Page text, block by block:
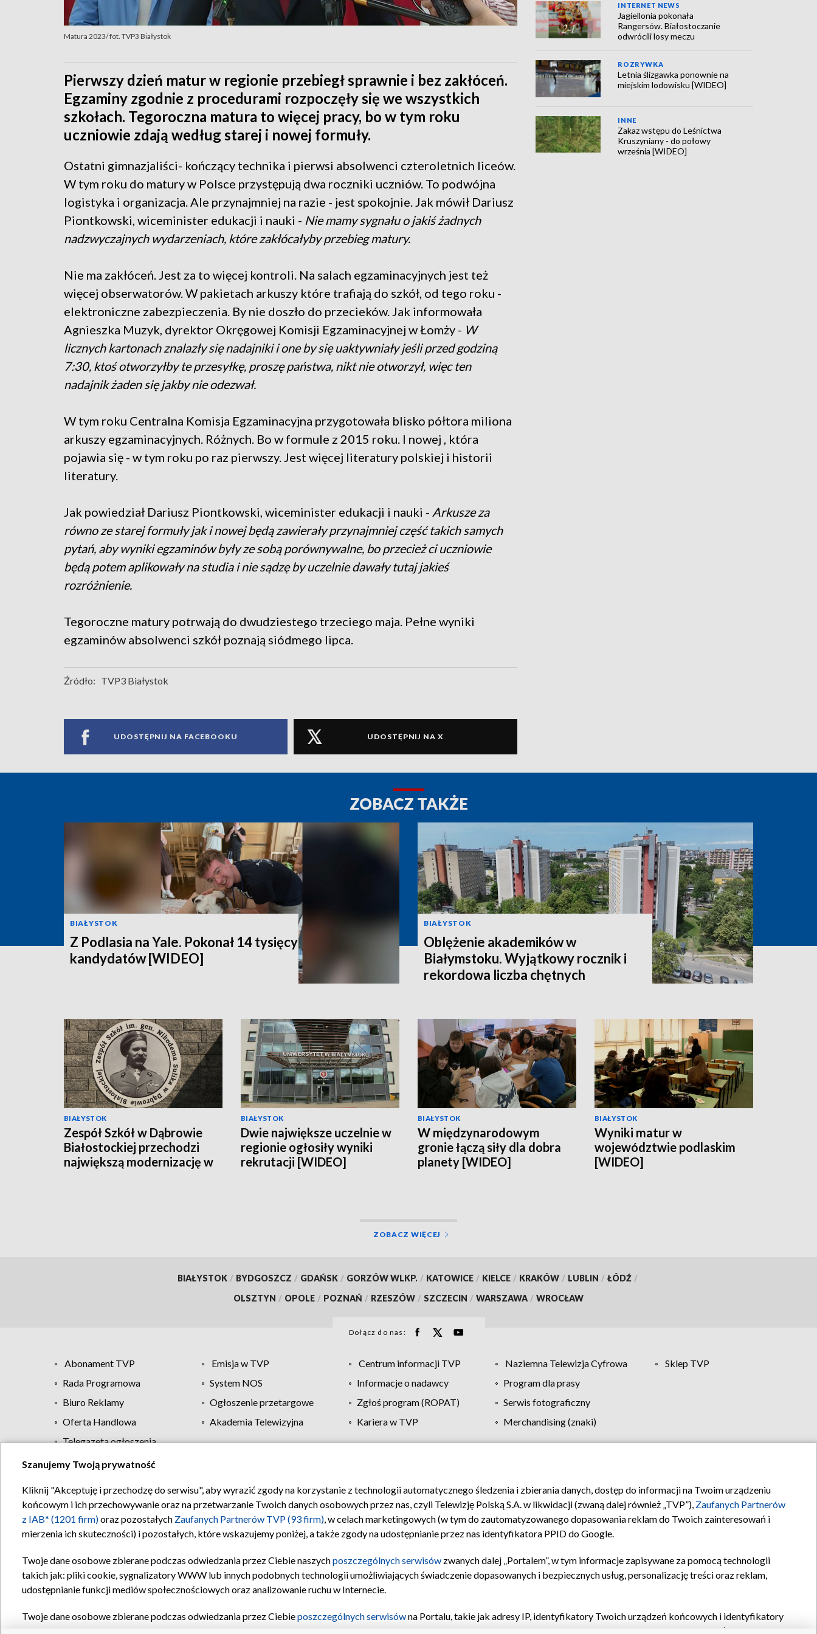
Matura 2023/ fot. TVP3 Białystok
Pierwszy dzień matur w regionie przebiegł sprawnie i bez zakłóceń.
Egzaminy zgodnie z procedurami rozpoczęły się we wszystkich
szkołach. Tegoroczna matura to więcej pracy, bo w tym roku
uczniowie zdają według starej i nowej formuły.
Ostatni gimnazjaliści- kończący technika i pierwsi absolwenci czteroletnich liceów.
W tym roku do matury w Polsce przystępują dwa roczniki uczniów. To podwójna
logistyka i organizacja. Ale przynajmniej na razie - jest spokojnie. Jak mówił Dariusz
Piontkowski, wiceminister edukacji i nauki - Nie mamy sygnału o jakiś żadnych
nadzwyczajnych wydarzeniach, które zakłócałyby przebieg matury.
Nie ma zakłóceń. Jest za to więcej kontroli. Na salach egzaminacyjnych jest też
więcej obserwatorów. W pakietach arkuszy które trafiają do szkół, od tego roku -
elektroniczne zabezpieczenia. By nie doszło do przecieków. Jak informowała
Agnieszka Muzyk, dyrektor Okręgowej Komisji Egzaminacyjnej w Łomży - W
licznych kartonach znalazły się nadajniki i one by się uaktywniały jeśli przed godziną
7:30, ktoś otworzyłby te przesyłkę, proszę państwa, nikt nie otworzył, więc ten
nadajnik żaden się jakby nie odezwał.
W tym roku Centralna Komisja Egzaminacyjna przygotowała blisko półtora miliona
arkuszy egzaminacyjnych. Różnych. Bo w formule z 2015 roku. I nowej , która
pojawia się - w tym roku po raz pierwszy. Jest więcej literatury polskiej i historii
literatury.
Jak powiedział Dariusz Piontkowski, wiceminister edukacji i nauki - Arkusze za
równo ze starej formuły jak i nowej będą zawierały przynajmniej część takich samych
pytań, aby wyniki egzaminów były ze sobą porównywalne, bo przecież ci uczniowie
będą potem aplikowały na studia i nie sądzę by uczelnie dawały tutaj jakieś
rozróżnienie.
Tegoroczne matury potrwają do dwudziestego trzeciego maja. Pełne wyniki
egzaminów absolwenci szkół poznają siódmego lipca.
Źródło: TVP3 Białystok
UDOSTĘPNIJ NA FACEBOOKU UDOSTĘPNIJ NA X
INTERNET NEWS
Jagiellonia pokonała
Rangersów. Białostoczanie
odwrócili losy meczu
ROZRYWKA
Letnia ślizgawka ponownie na
miejskim lodowisku [WIDEO]
INNE
Zakaz wstępu do Leśnictwa
Kruszyniany - do połowy
września [WIDEO]
ZOBACZ TAKŻE
BIAŁYSTOK
Z Podlasia na Yale. Pokonał 14 tysięcy
kandydatów [WIDEO]
BIAŁYSTOK
Oblężenie akademików w
Białymstoku. Wyjątkowy rocznik i
rekordowa liczba chętnych
BIAŁYSTOK
Zespół Szkół w Dąbrowie
Białostockiej przechodzi
największą modernizację w
BIAŁYSTOK
Dwie największe uczelnie w
regionie ogłosiły wyniki
rekrutacji [WIDEO]
BIAŁYSTOK
W międzynarodowym
gronie łączą siły dla dobra
planety [WIDEO]
BIAŁYSTOK
Wyniki matur w
województwie podlaskim
[WIDEO]
ZOBACZ WIĘCEJ
BIAŁYSTOK / BYDGOSZCZ / GDAŃSK / GORZÓW WLKP. / KATOWICE / KIELCE / KRAKÓW / LUBLIN / ŁÓDŹ /
OLSZTYN / OPOLE / POZNAŃ / RZESZÓW / SZCZECIN / WARSZAWA / WROCŁAW
Dołącz do nas:
Abonament TVP Emisja w TVP Centrum informacji TVP Naziemna Telewizja Cyfrowa
Sklep TVP
Rada Programowa
System NOS Informacje o nadawcy
Program dla prasy
Biuro Reklamy
Ogłoszenie przetargowe Zgłoś program (ROPAT)
Serwis fotograficzny
Oferta Handlowa
Akademia Telewizyjna Kariera w TVP
Merchandising (znaki)
Telegazeta ogłoszenia
Regulamin TVP Polityka prywatności Moje zgody Pomoc Biuro reklamy Kontakt
Szanujemy Twoją prywatność
Kliknij "Akceptuję i przechodzę do serwisu", aby wyrazić zgody na korzystanie z technologii automatycznego śledzenia i zbierania danych, dostęp do informacji na Twoim urządzeniu
końcowym i ich przechowywanie oraz na przetwarzanie Twoich danych osobowych przez nas, czyli Telewizję Polską S.A. w likwidacji (zwaną dalej również „TVP”), Zaufanych Partnerów
z IAB* (1201 firm)oraz pozostałych Zaufanych Partnerów TVP (93 firm), w celach marketingowych (w tym do zautomatyzowanego dopasowania reklam do Twoich zainteresowań i
mierzenia ich skuteczności) i pozostałych, które wskazujemy poniżej, a także zgody na udostępnianie przez nas identyfikatora PPID do Google.
Twoje dane osobowe zbierane podczas odwiedzania przez Ciebie naszychposzczególnych serwisów zwanych dalej „Portalem”, w tym informacje zapisywane za pomocą technologii
takich jak: pliki cookie, sygnalizatory WWW lub innych podobnych technologii umożliwiających świadczenie dopasowanych i bezpiecznych usług, personalizację treści oraz reklam,
udostępnianie funkcji mediów społecznościowych oraz analizowanie ruchu w Internecie.
Twoje dane osobowe zbierane podczas odwiedzania przez Ciebieposzczególnych serwisówna Portalu, takie jak adresy IP, identyfikatory Twoich urządzeń końcowych i identyfikatory
oraz pozostałych